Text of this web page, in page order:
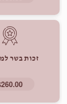
זכות בשר